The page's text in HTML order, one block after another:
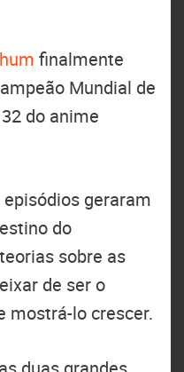
finalmente
Mundial de
do anime
geraram
do
sobre as
de ser o
mostrá-lo crescer.